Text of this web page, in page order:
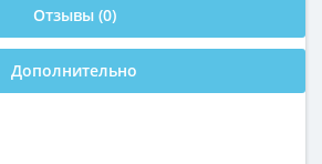
Отзывы (0)
Дополнительно